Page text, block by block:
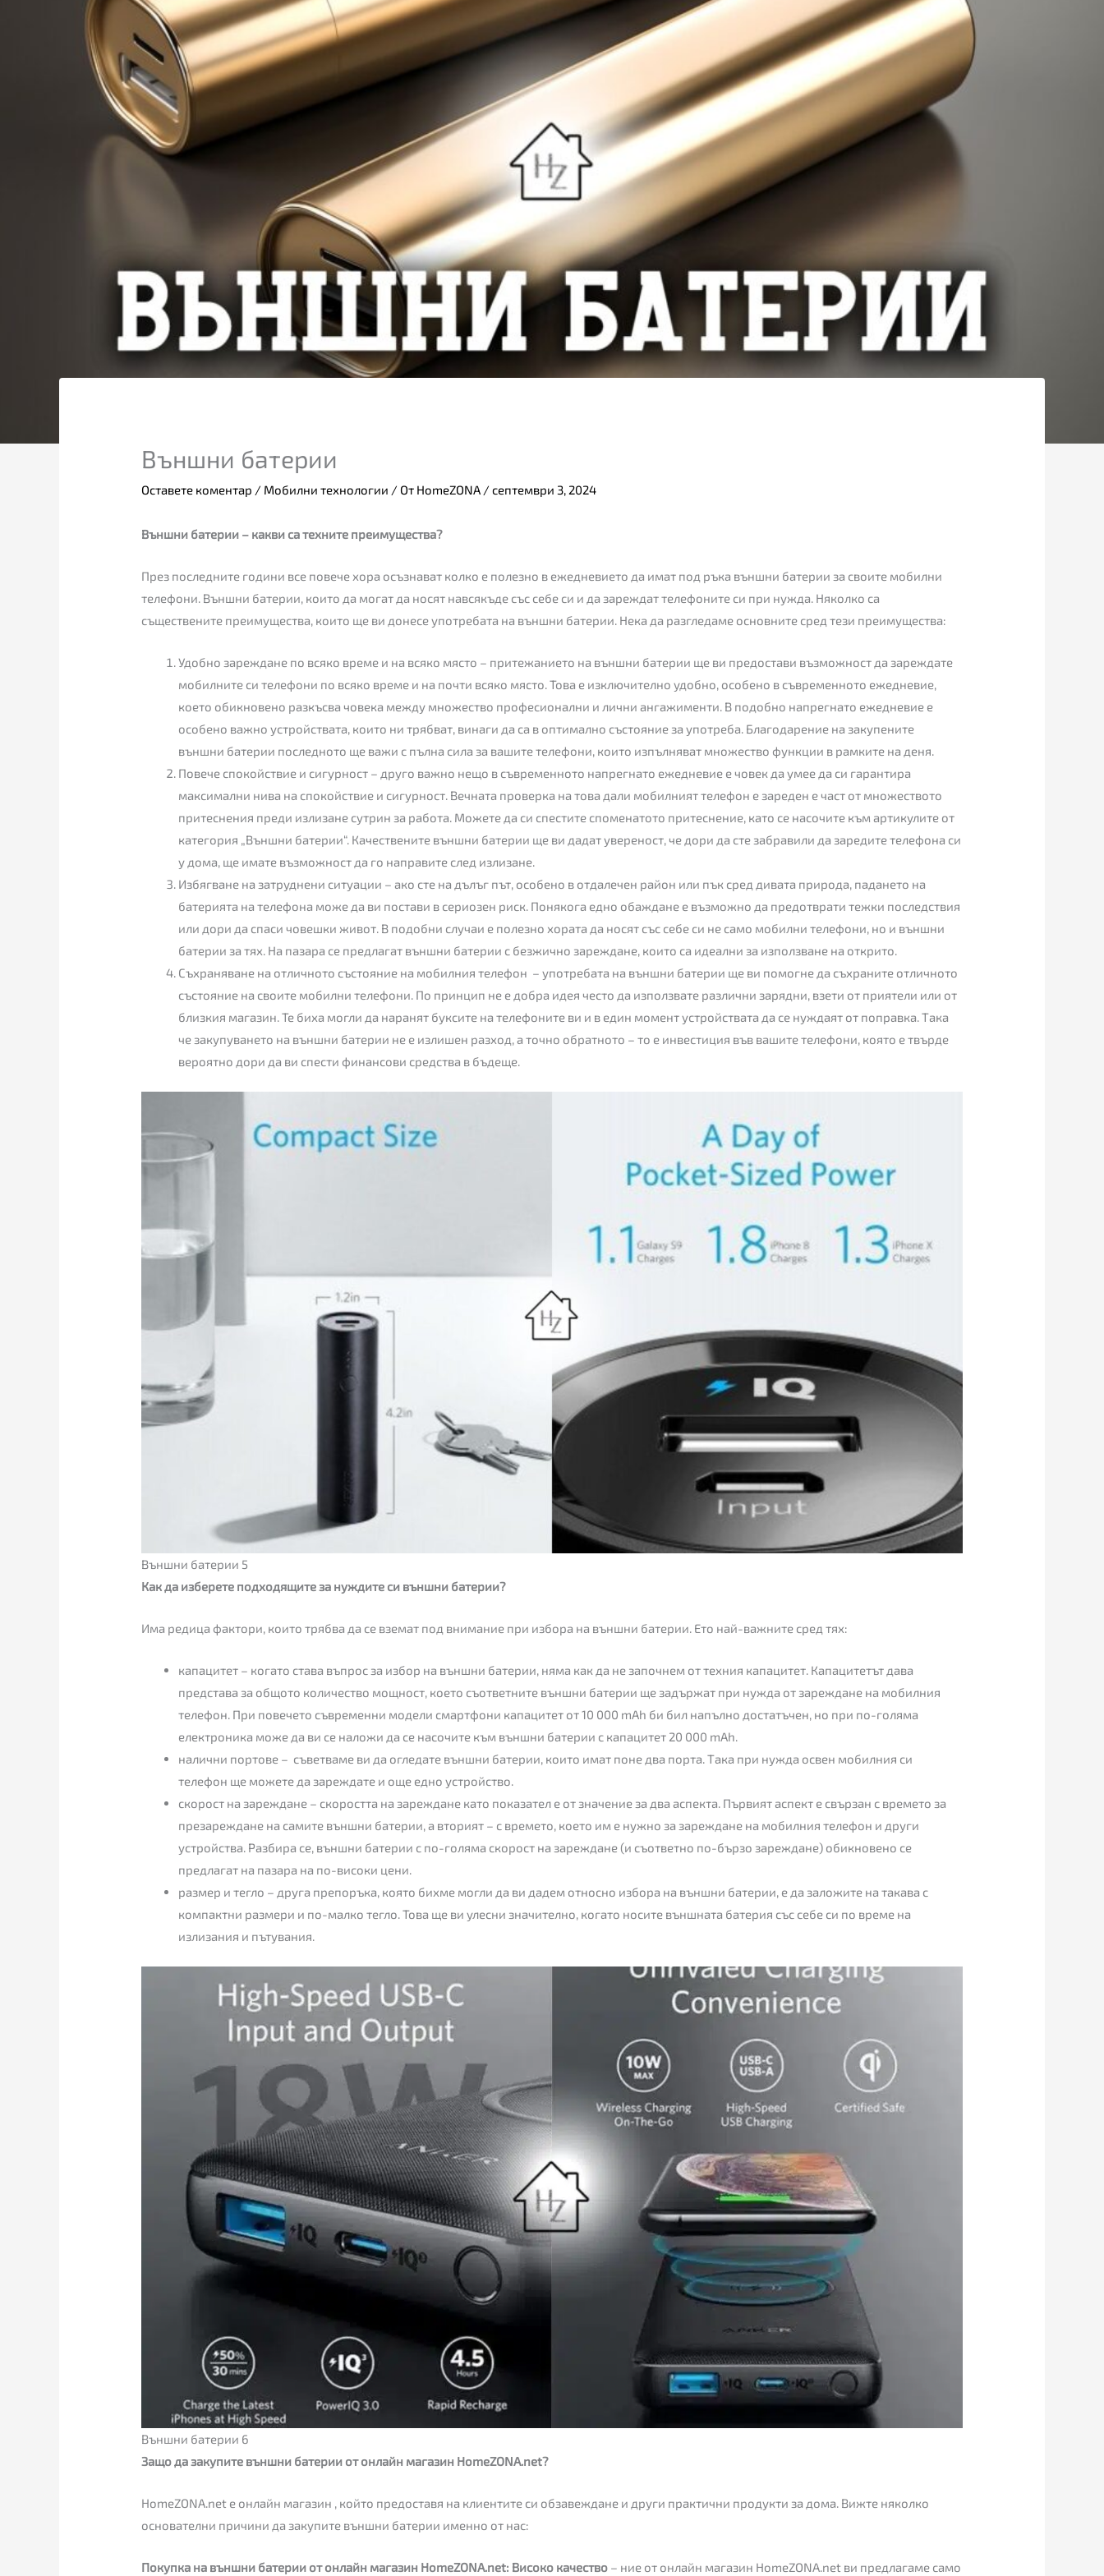
Външни батерии
Оставете коментар / Мобилни технологии / От HomeZONA /септември 3, 2024
Външни батерии – какви са техните преимущества?
През последните години все повече хора осъзнават колко е полезно в ежедневието да имат под ръка външни батерии за своите мобилни
телефони. Външни батерии, които да могат да носят навсякъде със себе си и да зареждат телефоните си при нужда. Няколко са
съществените преимущества, които ще ви донесе употребата на външни батерии. Нека да разгледаме основните сред тези преимущества:
Удобно зареждане по всяко време и на всяко място – притежанието на външни батерии ще ви предостави възможност да зареждате
мобилните си телефони по всяко време и на почти всяко място. Това е изключително удобно, особено в съвременното ежедневие,
което обикновено разкъсва човека между множество професионални и лични ангажименти. В подобно напрегнато ежедневие е
особено важно устройствата, които ни трябват, винаги да са в оптимално състояние за употреба. Благодарение на закупените
външни батерии последното ще важи с пълна сила за вашите телефони, които изпълняват множество функции в рамките на деня.
Повече спокойствие и сигурност – друго важно нещо в съвременното напрегнато ежедневие е човек да умее да си гарантира
максимални нива на спокойствие и сигурност. Вечната проверка на това дали мобилният телефон е зареден е част от множеството
притеснения преди излизане сутрин за работа. Можете да си спестите споменатото притеснение, като се насочите към артикулите от
категория „Външни батерии“. Качествените външни батерии ще ви дадат увереност, че дори да сте забравили да заредите телефона си
у дома, ще имате възможност да го направите след излизане.
Избягване на затруднени ситуации – ако сте на дълъг път, особено в отдалечен район или пък сред дивата природа, падането на
батерията на телефона може да ви постави в сериозен риск. Понякога едно обаждане е възможно да предотврати тежки последствия
или дори да спаси човешки живот. В подобни случаи е полезно хората да носят със себе си не само мобилни телефони, но и външни
батерии за тях. На пазара се предлагат външни батерии с безжично зареждане, които са идеални за използване на открито.
Съхраняване на отличното състояние на мобилния телефон – употребата на външни батерии ще ви помогне да съхраните отличното
състояние на своите мобилни телефони. По принцип не е добра идея често да използвате различни зарядни, взети от приятели или от
близкия магазин. Те биха могли да наранят буксите на телефоните ви и в един момент устройствата да се нуждаят от поправка. Така
че закупуването на външни батерии не е излишен разход, а точно обратното – то е инвестиция във вашите телефони, която е твърде
вероятно дори да ви спести финансови средства в бъдеще.
Външни батерии 5
Как да изберете подходящите за нуждите си външни батерии?
Има редица фактори, които трябва да се вземат под внимание при избора на външни батерии. Ето най-важните сред тях:
капацитет – когато става въпрос за избор на външни батерии, няма как да не започнем от техния капацитет. Капацитетът дава
представа за общото количество мощност, което съответните външни батерии ще задържат при нужда от зареждане на мобилния
телефон. При повечето съвременни модели смартфони капацитет от 10 000 mAh би бил напълно достатъчен, но при по-голяма
електроника може да ви се наложи да се насочите към външни батерии с капацитет 20 000 mAh.
налични портове – съветваме ви да огледате външни батерии, които имат поне два порта. Така при нужда освен мобилния си
телефон ще можете да зареждате и още едно устройство.
скорост на зареждане – скоростта на зареждане като показател е от значение за два аспекта. Първият аспект е свързан с времето за
презареждане на самите външни батерии, а вторият – с времето, което им е нужно за зареждане на мобилния телефон и други
устройства. Разбира се, външни батерии с по-голяма скорост на зареждане (и съответно по-бързо зареждане) обикновено се
предлагат на пазара на по-високи цени.
размер и тегло – друга препоръка, която бихме могли да ви дадем относно избора на външни батерии, е да заложите на такава с
компактни размери и по-малко тегло. Това ще ви улесни значително, когато носите външната батерия със себе си по време на
излизания и пътувания.
Външни батерии 6
Защо да закупите външни батерии от онлайн магазин HomeZONA.net?
HomeZONA.net е онлайн магазин , който предоставя на клиентите си обзавеждане и други практични продукти за дома. Вижте няколко
основателни причини да закупите външни батерии именно от нас:
Покупка на външни батерии от онлайн магазин HomeZONA.net: Високо качество – ние от онлайн магазин HomeZONA.net ви предлагаме само